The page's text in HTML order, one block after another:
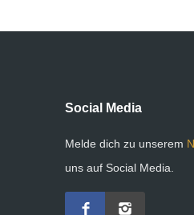
Social Media
Melde dich zu unserem
uns auf Social Media.